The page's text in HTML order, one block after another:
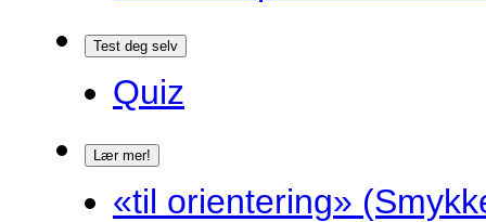
Test deg selv
Quiz
Lær mer!
«til orientering»